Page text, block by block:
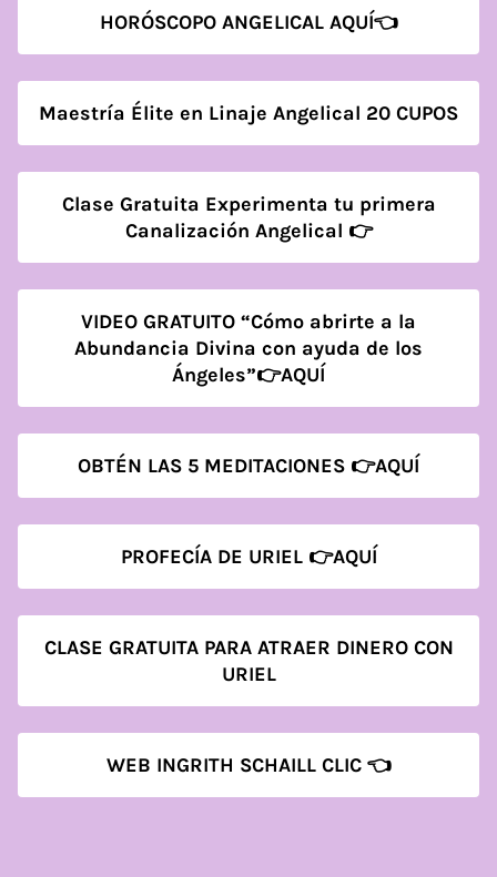
HORÓSCOPO ANGELICAL AQUÍ👈
Maestría Élite en Linaje Angelical 20 CUPOS
Clase Gratuita Experimenta tu primera
Canalización Angelical 👉
VIDEO GRATUITO “Cómo abrirte a la
Abundancia Divina con ayuda de los
Ángeles”👉AQUÍ
OBTÉN LAS 5 MEDITACIONES 👉AQUÍ
PROFECÍA DE URIEL 👉AQUÍ
CLASE GRATUITA PARA ATRAER DINERO CON
URIEL
WEB INGRITH SCHAILL CLIC 👈